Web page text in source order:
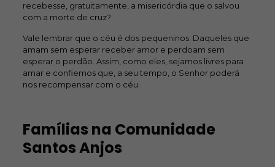
recebesse, gratuitamente, a misericórdia que o salvou
com a morte de cruz?
Vale lembrar que o céu é dos pequeninos. Daqueles que
amam sem esperar receber amor e perdoam sem
esperar o perdão. Assim, como eles, sejamos livres para
amar e confiemos que, a seu tempo, o Senhor poderá
nos recompensar com o céu.
Famílias na Comunidade
Santos Anjos